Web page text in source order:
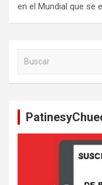
en el Mundial que se